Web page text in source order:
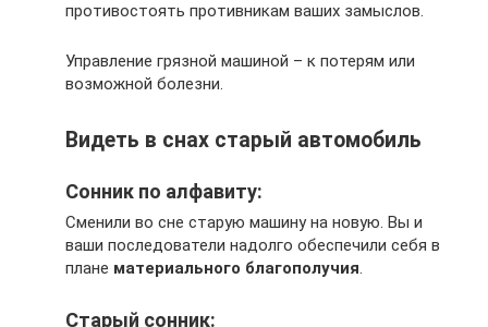
противостоять противникам ваших замыслов.
Управление грязной машиной – к потерям или
возможной болезни.
Видеть в снах старый автомобиль
Сонник по алфавиту:
Сменили во сне старую машину на новую. Вы и
ваши последователи надолго обеспечили себя в
плане материального благополучия
Старый сонник: